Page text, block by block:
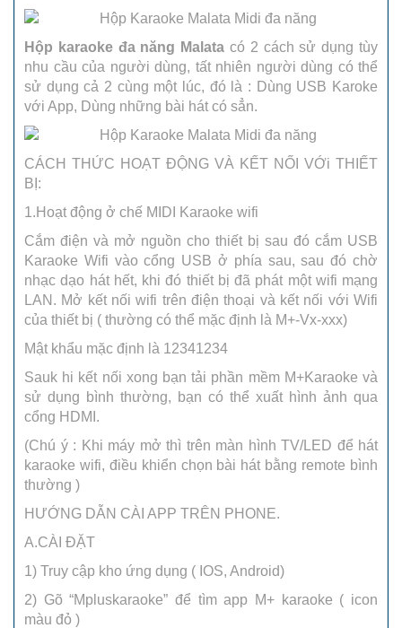
Hộp karaoke đa năng Malata có 2 cách sử dụng tùy
nhu cầu của người dùng, tất nhiên người dùng có thể
sử dụng cả 2 cùng một lúc, đó là : Dùng USB Karoke
với App, Dùng những bài hát có sẳn.
CÁCH THỨC HOẠT ĐỘNG VÀ KẾT NỐI VỚi THIẾT
BỊ:
1.Hoạt động ở chế MIDI Karaoke wifi
Cắm điện và mở nguồn cho thiết bị sau đó cắm USB
Karaoke Wifi vào cổng USB ở phía sau, sau đó chờ
nhạc dạo hát hết, khi đó thiết bị đã phát một wifi mạng
LAN. Mở kết nối wifi trên điện thoại và kết nối với Wifi
của thiết bị ( thường có thể mặc định là M+-Vx-xxx)
Mật khẩu mặc định là 12341234
Sauk hi kết nối xong bạn tải phần mềm M+Karaoke và
sử dụng bình thường, bạn có thể xuất hình ảnh qua
cổng HDMI.
(Chú ý : Khi máy mở thì trên màn hình TV/LED để hát
karaoke wifi, điều khiển chọn bài hát bằng remote bình
thường )
HƯỚNG DẪN CÀI APP TRÊN PHONE.
A.CÀI ĐẶT
1) Truy cập kho ứng dụng ( IOS, Android)
2) Gõ “Mpluskaraoke” để tìm app M+ karaoke ( icon
màu đỏ )